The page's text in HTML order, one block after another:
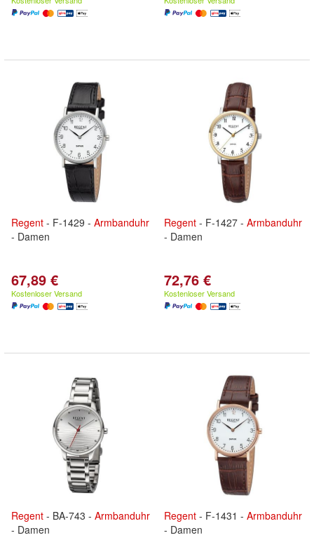
Regent - F-1429 - Armbanduhr
- Damen
67,89 €
Kostenloser Versand
Regent - F-1427 - Armbanduhr
- Damen
72,76 €
Kostenloser Versand
Regent - BA-743 - Armbanduhr
- Damen
Regent - F-1431 - Armbanduhr
- Damen